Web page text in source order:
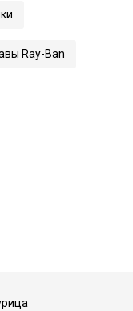
Ray-Ban